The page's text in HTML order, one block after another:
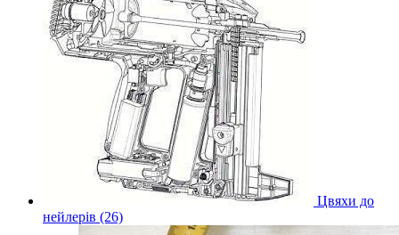
Цвяхи до
нейлерів (26)